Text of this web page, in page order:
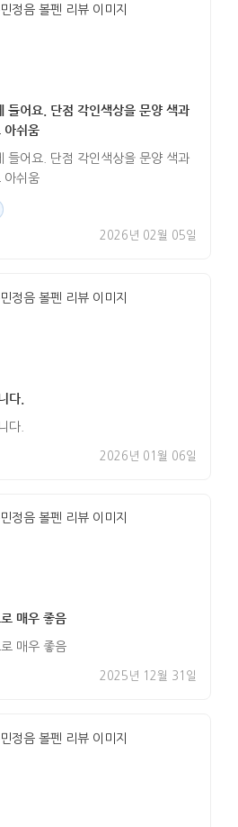
들어요. 단점 각인색상을 문양 색과
아쉬움
들어요. 단점 각인색상을 문양 색과
아쉬움
2026년 02월 05일
다.
다.
2026년 01월 06일
매우 좋음
매우 좋음
2025년 12월 31일